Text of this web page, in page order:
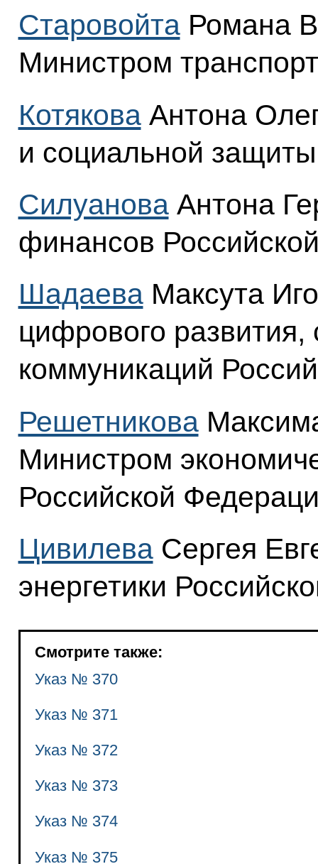
СтаровойтаРомана
Министром
КотяковаАнтона
и социальной
СилуановаАнтона
финансов
ШадаеваМаксута
цифрового
коммуникаций
Решетникова
Министром
Российской
ЦивилеваСергея
энергетики
Смотрите также:
Указ № 370
Указ № 371
Указ № 372
Указ № 373
Указ № 374
Указ № 375